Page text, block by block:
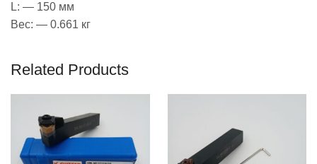
L: — 150 мм
Вес: — 0.661 кг
Related Products